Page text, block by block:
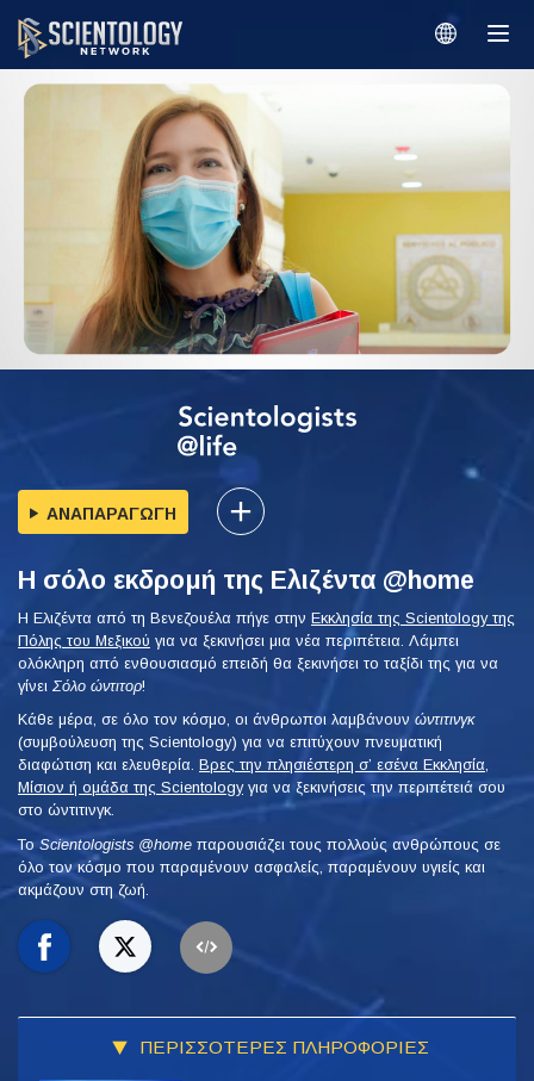
ΑΝΑΠΑΡΑΓΩΓΗ
Η σόλο εκδρομή της Ελιζέντα @home
Η Ελιζέντα από τη Βενεζουέλα πήγε στην Εκκλησία της Scientology της
Πόλης του Μεξικού για να ξεκινήσει μια νέα περιπέτεια. Λάμπει
ολόκληρη από ενθουσιασμό επειδή θα ξεκινήσει το ταξίδι της για να
γίνει Σόλο ώντιτορ!
Κάθε μέρα, σε όλο τον κόσμο, οι άνθρωποι λαμβάνουν ώντιτινγκ
(συμβούλευση της Scientology) για να επιτύχουν πνευματική
διαφώτιση και ελευθερία. Βρες την πλησιέστερη σ’ εσένα Εκκλησία,
Μίσιον ή ομάδα της Scientologyγια να ξεκινήσεις την περιπέτειά σου
στο ώντιτινγκ.
To Scientologists @home παρουσιάζει τους πολλούς ανθρώπους σε
όλο τον κόσμο που παραμένουν ασφαλείς, παραμένουν υγιείς και
ακμάζουν στη ζωή.
ΠΕΡΙΣΣΟΤΕΡΕΣ ΠΛΗΡΟΦΟΡΙΕΣ